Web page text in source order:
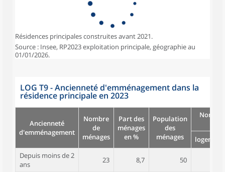
Résidences principales construites avant 2021.
Source : Insee, RP2023 exploitation principale, géographie au
01/01/2026.
LOG T9 - Ancienneté d'emménagement dans la
résidence principale en 2023
Ancienneté
d'emménagement
Nombre
de
ménages
Part des
ménages
en %
Population
des
ménages
logement
Depuis moins de 2
ans
23 8,7 50